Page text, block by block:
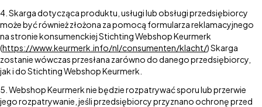
Skarga dotycząca produktu, usługi lub obsługi przedsiębiorcy
może być również złożona za pomocą formularza reklamacyjnego
na stronie konsumenckiej Stichting Webshop Keurmerk
(https://www.keurmerk.info/nl/consumenten/klacht/) Skarga
zostanie wówczas przesłana zarówno do danego przedsiębiorcy,
jak i do Stichting Webshop Keurmerk.
Webshop Keurmerk nie będzie rozpatrywać sporu lub przerwie
jego rozpatrywanie, jeśli przedsiębiorcy przyznano ochronę przed